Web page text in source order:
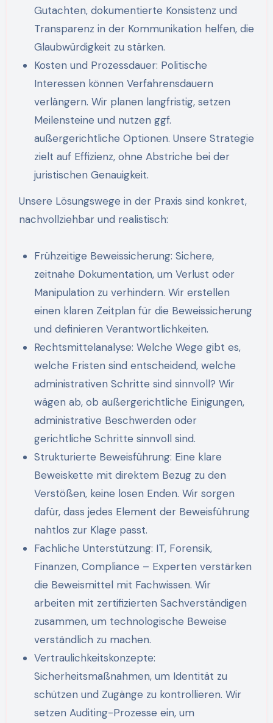
Gutachten, dokumentierte Konsistenz und
Transparenz in der Kommunikation helfen, die
Glaubwürdigkeit zu stärken.
Kosten und Prozessdauer: Politische
Interessen können Verfahrensdauern
verlängern. Wir planen langfristig, setzen
Meilensteine und nutzen ggf.
außergerichtliche Optionen. Unsere Strategie
zielt auf Effizienz, ohne Abstriche bei der
juristischen Genauigkeit.
Unsere Lösungswege in der Praxis sind konkret,
nachvollziehbar und realistisch:
Frühzeitige Beweissicherung: Sichere,
zeitnahe Dokumentation, um Verlust oder
Manipulation zu verhindern. Wir erstellen
einen klaren Zeitplan für die Beweissicherung
und definieren Verantwortlichkeiten.
Rechtsmittelanalyse: Welche Wege gibt es,
welche Fristen sind entscheidend, welche
administrativen Schritte sind sinnvoll? Wir
wägen ab, ob außergerichtliche Einigungen,
administrative Beschwerden oder
gerichtliche Schritte sinnvoll sind.
Strukturierte Beweisführung: Eine klare
Beweiskette mit direktem Bezug zu den
Verstößen, keine losen Enden. Wir sorgen
dafür, dass jedes Element der Beweisführung
nahtlos zur Klage passt.
Fachliche Unterstützung: IT, Forensik,
Finanzen, Compliance – Experten verstärken
die Beweismittel mit Fachwissen. Wir
arbeiten mit zertifizierten Sachverständigen
zusammen, um technologische Beweise
verständlich zu machen.
Vertraulichkeitskonzepte:
Sicherheitsmaßnahmen, um Identität zu
schützen und Zugänge zu kontrollieren. Wir
setzen Auditing-Prozesse ein, um